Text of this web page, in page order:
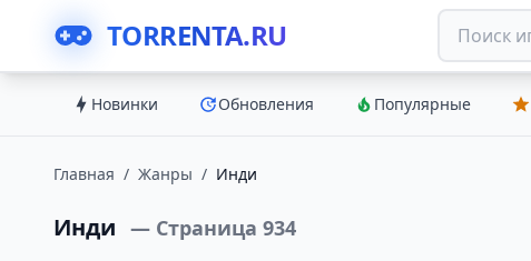
TORRENTA.RU
Новинки Обновления Популярные
Главная / Жанры / Инди
Инди — Страница 934